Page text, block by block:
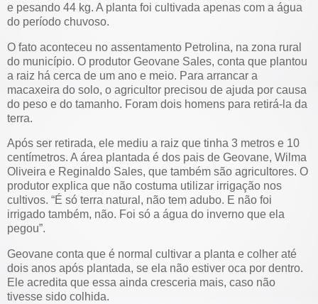
e pesando 44 kg. A planta foi cultivada apenas com a água
do período chuvoso.
O fato aconteceu no assentamento Petrolina, na zona rural
do município. O produtor Geovane Sales, conta que plantou
a raiz há cerca de um ano e meio. Para arrancar a
macaxeira do solo, o agricultor precisou de ajuda por causa
do peso e do tamanho. Foram dois homens para retirá-la da
terra.
Após ser retirada, ele mediu a raiz que tinha 3 metros e 10
centímetros. A área plantada é dos pais de Geovane, Wilma
Oliveira e Reginaldo Sales, que também são agricultores. O
produtor explica que não costuma utilizar irrigação nos
cultivos. “É só terra natural, não tem adubo. E não foi
irrigado também, não. Foi só a água do inverno que ela
pegou”.
Geovane conta que é normal cultivar a planta e colher até
dois anos após plantada, se ela não estiver oca por dentro.
Ele acredita que essa ainda cresceria mais, caso não
tivesse sido colhida.